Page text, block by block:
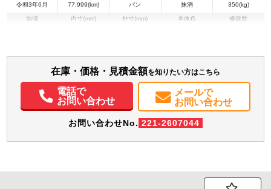
令和3年6月 77,999(km) バン 抹消 350(kg)
地域 内寸(mm) 外寸(mm) 本体色 修復歴
ETC ドラレコ
在庫・価格・見積金額を知りたい方はこちら
電話で
お問い合わせ
メールで
お問い合わせ
お問い合わせNo. 221-2607044